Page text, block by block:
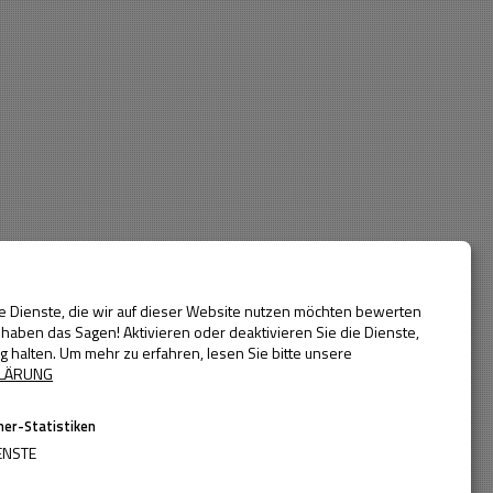
Baujahr
Alle Jahre
bis
steile Topografie. An einem Ort, der bereits für öffentliche
funktional und räumlich unter einem Dach vereint.
Dienste, die wir auf dieser Website nutzen möchten bewerten
das Sagen! Aktivieren oder deaktivieren Sie die Dienste,
halten.Um mehr zu erfahren, lesen Sie bitte unsere
Statistiken